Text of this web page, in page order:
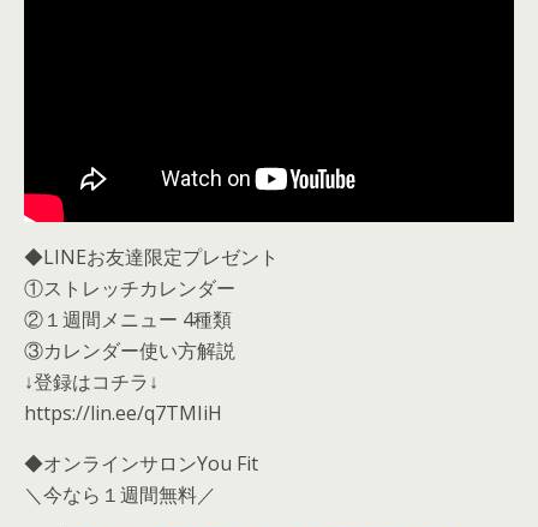
◆LINEお友達限定プレゼント
①ストレッチカレンダー
②１週間メニュー 4種類
③カレンダー使い方解説
↓登録はコチラ↓
https://lin.ee/q7TMIiH
◆オンラインサロンYou Fit
＼今なら１週間無料／